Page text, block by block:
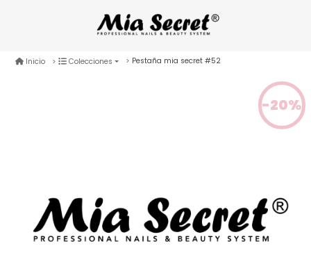
Inicio Colecciones Pestaña mia secret #52
-20%